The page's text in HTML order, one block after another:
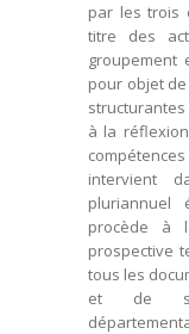
par les trois
titre des
pour objet
à la
intervient
pluriannuel
procède à
prospective
tous les
et de